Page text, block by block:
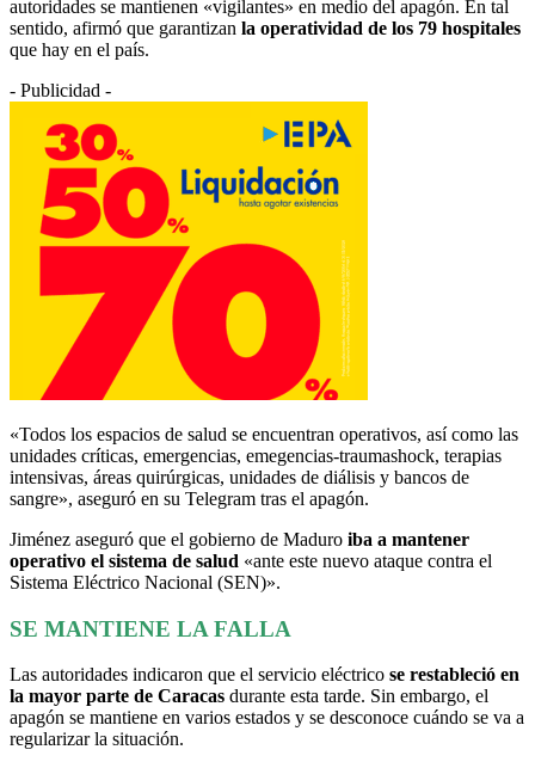
autoridades se mantienen «vigilantes» en medio del apagón. En tal
sentido, afirmó que garantizan la operatividad de los 79 hospitales
que hay en el país.
- Publicidad -
«Todos los espacios de salud se encuentran operativos, así como las
unidades críticas, emergencias, emegencias-traumashock, terapias
intensivas, áreas quirúrgicas, unidades de diálisis y bancos de
sangre», aseguró en su Telegram tras el apagón.
Jiménez aseguró que el gobierno de Maduro iba a mantener
operativo el sistema de salud «ante este nuevo ataque contra el
Sistema Eléctrico Nacional (SEN)».
SE MANTIENE LA FALLA
Las autoridades indicaron que el servicio eléctrico se restableció en
la mayor parte de Caracas durante esta tarde. Sin embargo, el
apagón se mantiene en varios estados y se desconoce cuándo se va a
regularizar la situación.